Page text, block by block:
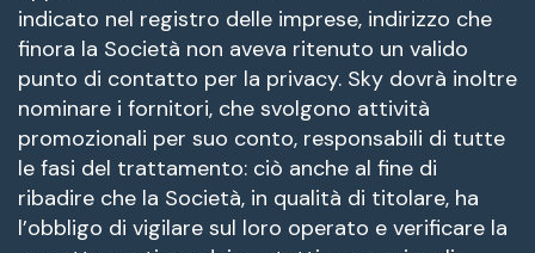
indicato nel registro delle imprese, indirizzo che
finora la Società non aveva ritenuto un valido
punto di contatto per la privacy. Sky dovrà inoltre
nominare i fornitori, che svolgono attività
promozionali per suo conto, responsabili di tutte
le fasi del trattamento: ciò anche al fine di
ribadire che la Società, in qualità di titolare, ha
l’obbligo di vigilare sul loro operato e verificare la